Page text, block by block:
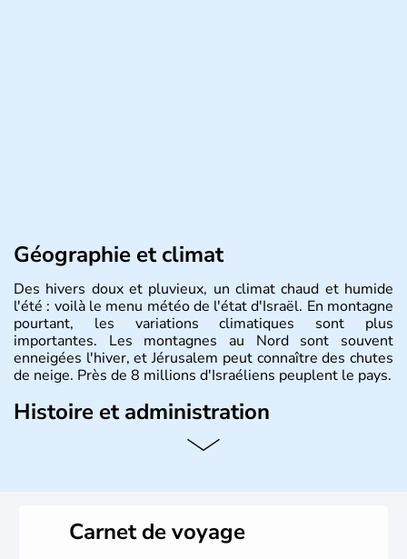
Géographie et climat
Des hivers doux et pluvieux, un climat chaud et humide
l'été : voilà le menu météo de l'état d'Israël. En montagne
pourtant, les variations climatiques sont plus
importantes. Les montagnes au Nord sont souvent
enneigées l'hiver, et Jérusalem peut connaître des chutes
de neige. Près de 8 millions d'Israéliens peuplent le pays.
Histoire et administration
L'Israël est un état de la partie est de la Méditerranée,
vrai essor économique dans le domaine des nouvelles
Carnet de voyage